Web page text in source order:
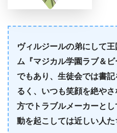
ヴィルジールの弟にして
ム『マジカル学園ラブ＆
でもあり、生徒会では書
るく、いつも笑顔を絶や
方でトラブルメーカーと
動を起こしては近しい人た